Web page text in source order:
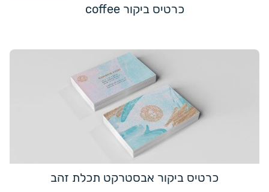
כרטיס ביקור coffee
כרטיס ביקור אבסטרקט תכלת זהב